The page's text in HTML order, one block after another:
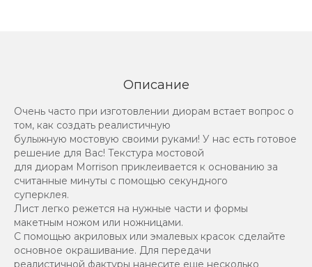
Описание
Очень часто при изготовлении диорам встает вопрос о
том, как создать реалистичную
булыжную мостовую своими руками! У нас есть готовое
решение для Вас! Текстура мостовой
для диорам Morrison приклеивается к основанию за
считанные минуты с помощью секундного
суперклея.
Лист легко режется на нужные части и формы
макетным ножом или ножницами.
С помощью акриловых или эмалевых красок сделайте
основное окрашивание. Для передачи
реалистичной фактуры нанесите еще несколько